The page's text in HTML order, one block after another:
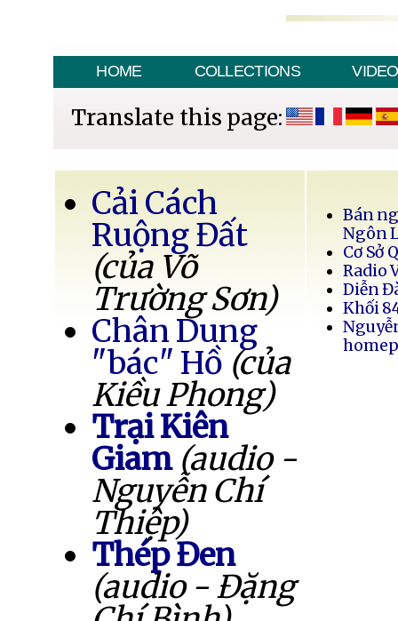
HOME COLLECTIONS VIDEO
Translate this page:
Cải Cách
Ruộng Đất
(của Võ
Trường Sơn)
Chân Dung
"bác" Hồ (của
Kiều Phong)
Trại Kiên
Giam (audio -
Nguyễn Chí
Thiệp)
Thép Đen
(audio - Đặng
Bán
Ngôn
Cơ Sở
Radio
Diễn
Khối